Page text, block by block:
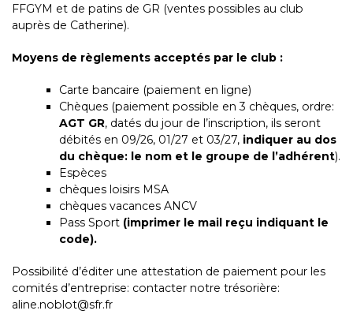
FFGYM et de patins de GR (ventes possibles au club
auprès de Catherine).
Moyens de règlements acceptés par le club :
Carte bancaire (paiement en ligne)
Chèques (paiement possible en 3 chèques, ordre:
AGT GR, datés du jour de l’inscription, ils seront
débités en 09/26, 01/27 et 03/27, indiquer au dos
du chèque: le nom et le groupe de l’adhérent).
Espèces
chèques loisirs MSA
chèques vacances ANCV
Pass Sport (imprimer le mail reçu indiquant le
code).
Possibilité d’éditer une attestation de paiement pour les
comités d’entreprise: contacter notre trésorière:
aline.noblot@sfr.fr